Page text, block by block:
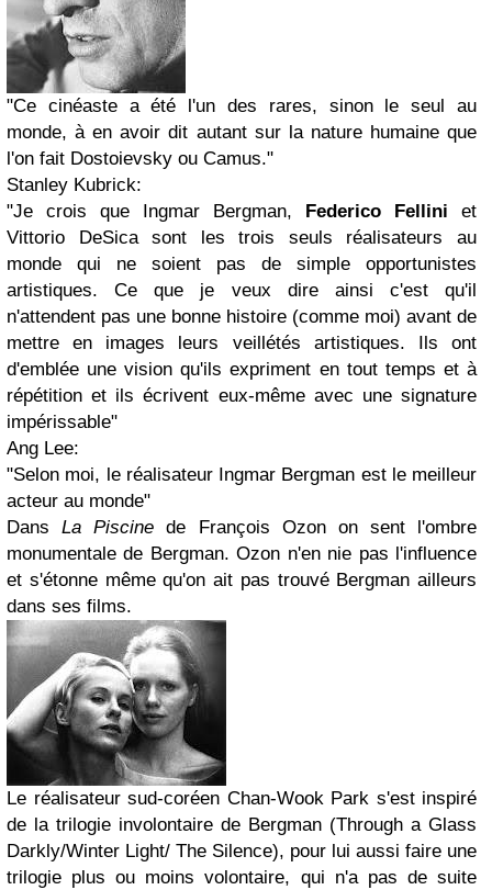
"Ce cinéaste a été l'un des rares, sinon le seul au
monde, à en avoir dit autant sur la nature humaine que
l'on fait Dostoievsky ou Camus."
Stanley Kubrick:
"Je crois que Ingmar Bergman, Federico Fellini et
Vittorio DeSica sont les trois seuls réalisateurs au
monde qui ne soient pas de simple opportunistes
artistiques. Ce que je veux dire ainsi c'est qu'il
n'attendent pas une bonne histoire (comme moi) avant de
mettre en images leurs veillétés artistiques. Ils ont
d'emblée une vision qu'ils expriment en tout temps et à
répétition et ils écrivent eux-même avec une signature
impérissable"
Ang Lee:
"Selon moi, le réalisateur Ingmar Bergman est le meilleur
acteur au monde"
DansLa Piscine de François Ozon on sent l'ombre
monumentale de Bergman. Ozon n'en nie pas l'influence
et s'étonne même qu'on ait pas trouvé Bergman ailleurs
dans ses films.
Le réalisateur sud-coréen Chan-Wook Park s'est inspiré
de la trilogie involontaire de Bergman (Through a Glass
Darkly/Winter Light/ The Silence), pour lui aussi faire une
trilogie plus ou moins volontaire, qui n'a pas de suite